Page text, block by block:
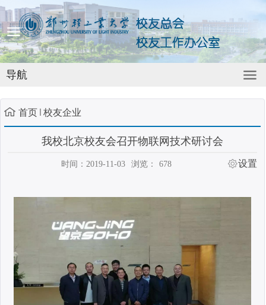
导航
首页 校友企业
我校北京校友会召开物联网技术研讨会
时间：2019-11-03 浏览： 678 设置